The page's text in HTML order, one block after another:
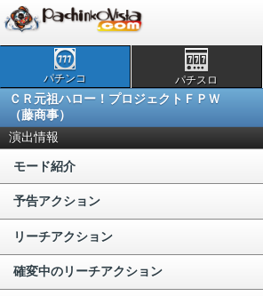
パチンコ パチスロ
ＣＲ元祖ハロー！プロジェクトＦＰＷ
（藤商事）
演出情報
モード紹介
予告アクション
リーチアクション
確変中のリーチアクション